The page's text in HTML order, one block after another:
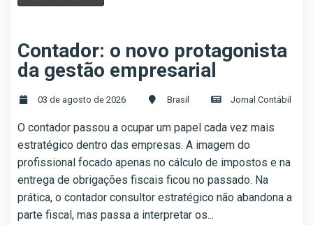
Contador: o novo protagonista
da gestão empresarial
03 de agosto de 2026 Brasil Jornal Contábil
O contador passou a ocupar um papel cada vez mais
estratégico dentro das empresas. A imagem do
profissional focado apenas no cálculo de impostos e na
entrega de obrigações fiscais ficou no passado. Na
prática, o contador consultor estratégico não abandona a
parte fiscal, mas passa a interpretar os...